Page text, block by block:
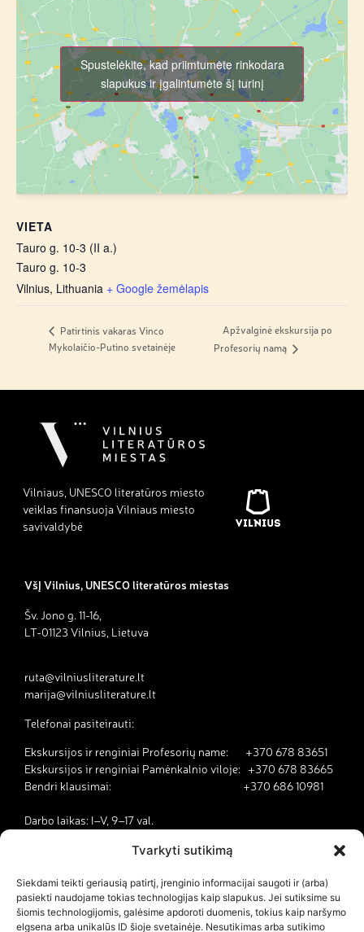
Tvarkyti sutikimą
Siekdami teikti geriausią patirtį, įrenginio informacijai saugoti ir (arba)
pasiekti naudojame tokias technologijas kaip slapukus. Jei sutiksime su
šiomis technologijomis, galėsime apdoroti duomenis, tokius kaip naršymo
elgsena arba unikalūs ID šioje svetainėje. Nesutikimas arba sutikimo
VIETA
Tauro g. 10-3 (II a.)
Tauro g. 10-3
Vilnius, Lithuania + Google žemėlapis
Spustelėkite, kad priimtumėte rinkodara
slapukus ir įgalintumėte šį turinį
Patirtinis vakaras Vinco
Mykolaičio-Putino svetainėje
Apžvalginė ekskursija po
Profesorių namą
Vilniaus, UNESCO literatūros miesto
veiklas finansuoja Vilniaus miesto
savivaldybė
VšĮ Vilnius, UNESCO literatūros miestas
Šv. Jono g. 11-16,
LT-01123 Vilnius, Lietuva
ruta@vilniusliterature.lt
marija@vilniusliterature.lt
Telefonai pasiteirauti:
Ekskursijos ir renginiai Profesorių name: +370 678 83651
Ekskursijos ir renginiai Pamėnkalnio viloje: +370 678 83665
Bendri klausimai: +370 686 10981
Darbo laikas: I–V, 9–17 val.
Kodėl Vilnius yra literatūros miestas?
Kontaktai